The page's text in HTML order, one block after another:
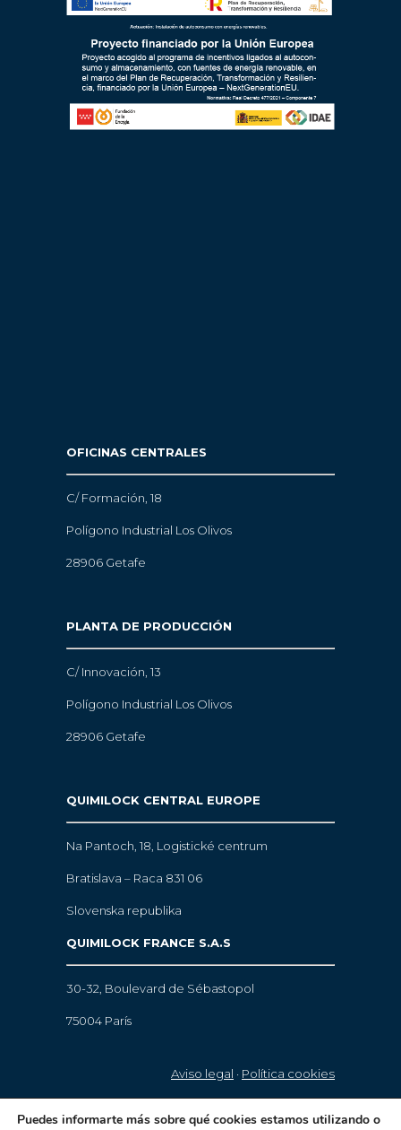
OFICINAS CENTRALES
C/ Formación, 18
Polígono Industrial Los Olivos
28906 Getafe
PLANTA DE PRODUCCIÓN
C/ Innovación, 13
Polígono Industrial Los Olivos
28906 Getafe
QUIMILOCK CENTRAL EUROPE
Na Pantoch, 18, Logistické centrum
Bratislava – Raca 831 06
Slovenska republika
QUIMILOCK FRANCE S.A.S
30-32, Boulevard de Sébastopol
75004 París
Aviso legal · Política cookies
Puedes informarte más sobre qué cookies estamos utilizando o